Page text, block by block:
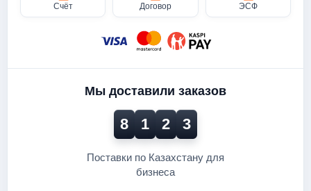
Счёт Договор ЭСФ
Мы доставили заказов
8 1 2 3
Поставки по Казахстану для
бизнеса